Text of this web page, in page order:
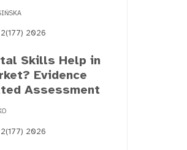
2(177) 2026
Skills Help in
Evidence
Assessment
2(177) 2026